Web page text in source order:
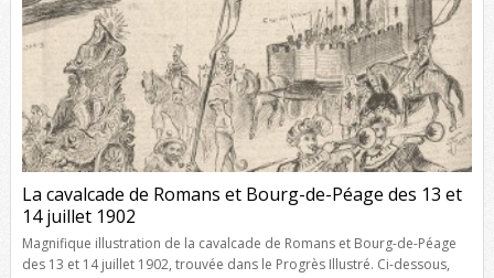
La cavalcade de Romans et Bourg-de-Péage des 13 et
14 juillet 1902
Magnifique illustration de la cavalcade de Romans et Bourg-de-Péage
des 13 et 14 juillet 1902, trouvée dans le Progrès Illustré. Ci-dessous,